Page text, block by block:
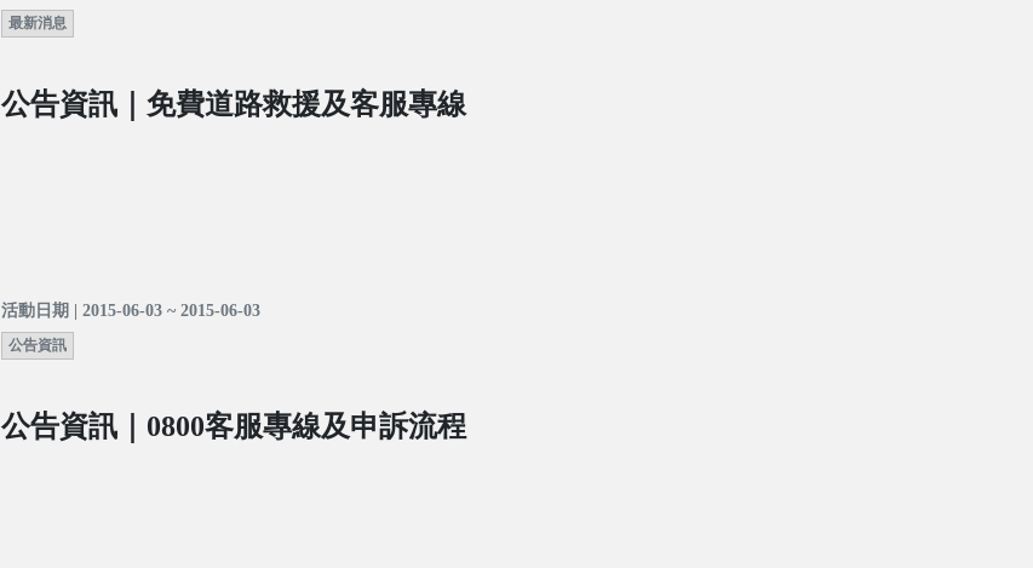
最新消息
公告資訊｜免費道路救援及客服專線
活動日期 | 2015-06-03 ~ 2015-06-03
公告資訊
公告資訊｜0800客服專線及申訴流程